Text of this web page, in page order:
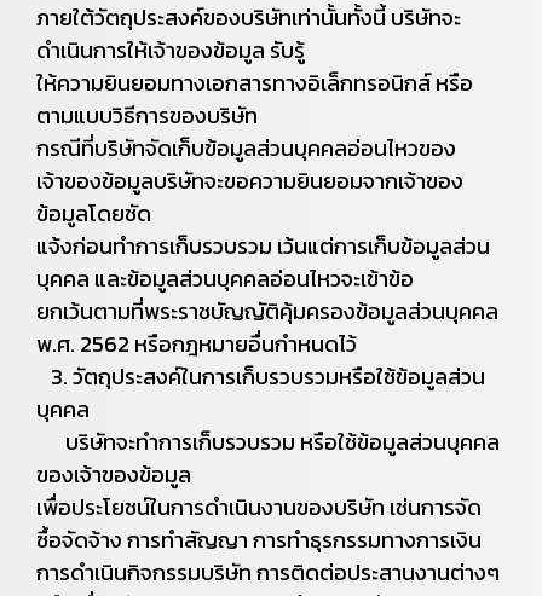
ภายใต้วัตถุประสงค์ของบริษัทเท่านั้นทั้งนี้ บริษัทจะ
ดำเนินการให้เจ้าของข้อมูล รับรู้
ให้ความยินยอมทางเอกสารทางอิเล็กทรอนิกส์ หรือ
ตามแบบวิธีการของบริษัท
กรณีที่บริษัทจัดเก็บข้อมูลส่วนบุคคลอ่อนไหวของ
เจ้าของข้อมูลบริษัทจะขอความยินยอมจากเจ้าของ
ข้อมูลโดยชัด
แจ้งก่อนทำการเก็บรวบรวม เว้นแต่การเก็บข้อมูลส่วน
บุคคล และข้อมูลส่วนบุคคลอ่อนไหวจะเข้าข้อ
ยกเว้นตามที่พระราชบัญญัติคุ้มครองข้อมูลส่วนบุคคล
พ.ศ. 2562 หรือกฎหมายอื่นกำหนดไว้
3. วัตถุประสงค์ในการเก็บรวบรวมหรือใช้ข้อมูลส่วน
บุคคล
บริษัทจะทำการเก็บรวบรวม หรือใช้ข้อมูลส่วนบุคคล
ของเจ้าของข้อมูล
เพื่อประโยชน์ในการดำเนินงานของบริษัท เช่นการจัด
ซื้อจัดจ้าง การทำสัญญา การทำธุรกรรมทางการเงิน
การดำเนินกิจกรรมบริษัท การติดต่อประสานงานต่างๆ